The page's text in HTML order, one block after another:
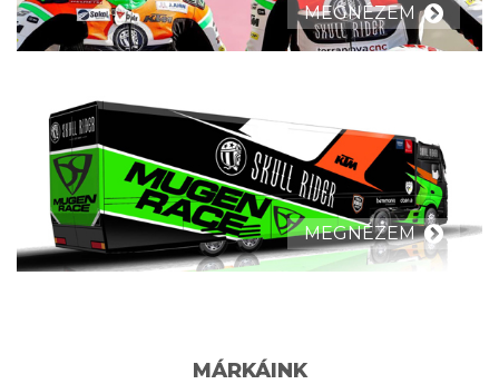
MEGNÉZEM
MEGNÉZEM
MÁRKÁINK